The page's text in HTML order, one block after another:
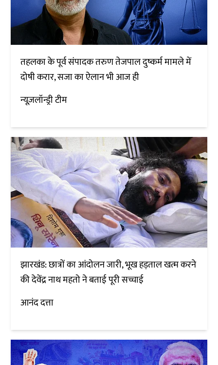
तहलका के पूर्व संपादक तरुण तेजपाल दुष्कर्म मामले में
दोषी करार, सजा का ऐलान भी आज ही
न्यूज़लॉन्ड्री टीम
झारखंड: छात्रों का आंदोलन जारी, भूख हड़ताल खत्म करने
की देवेंद्र नाथ महतो ने बताई पूरी सच्चाई
आनंद दत्ता